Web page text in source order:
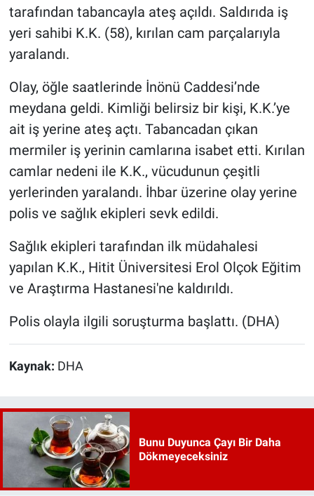
tarafından tabancayla ateş açıldı. Saldırıda iş
yeri sahibi K.K. (58), kırılan cam parçalarıyla
yaralandı.
Olay, öğle saatlerinde İnönü Caddesi’nde
meydana geldi. Kimliği belirsiz bir kişi, K.K.’ye
ait iş yerine ateş açtı. Tabancadan çıkan
mermiler iş yerinin camlarına isabet etti. Kırılan
camlar nedeni ile K.K., vücudunun çeşitli
yerlerinden yaralandı. İhbar üzerine olay yerine
polis ve sağlık ekipleri sevk edildi.
Sağlık ekipleri tarafından ilk müdahalesi
yapılan K.K., Hitit Üniversitesi Erol Olçok Eğitim
ve Araştırma Hastanesi'ne kaldırıldı.
Polis olayla ilgili soruşturma başlattı. (DHA)
Kaynak: DHA
Bunu Duyunca Çayı Bir Daha
Dökmeyeceksiniz